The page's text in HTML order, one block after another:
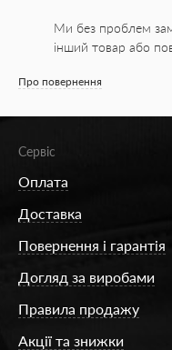
Ми без проблем
інший товар або
Про повернення
Сервіс
Оплата
Доставка
Повернення і гарантія
Догляд за виробами
Правила продажу
Акції та знижки